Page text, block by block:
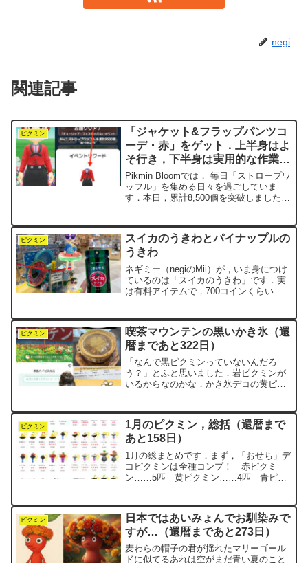
negi
関連記事
ピクミン
「ジャケット&フラップパンツコ
ーデ・赤」をゲット．上半身はよ
そ行き，下半身は実用的な作業着
（還暦まであと83日）
Pikmin Bloomでは， 毎日「ストロープワ
ッフル」を集める日々を過ごしていま
す．本日，累計8,500個を突破しました．
くらいあるのですが， 今回は少なく感...
ピクミン
スイカのうきわとパイナップルの
うきわ
ネギミー（negiのMii）が，いま身につけ
ているのは「スイカのうきわ」です．実
は有料アイテムで，700コインくらいだ
ュームにぴったりの季節です．スイカ柄
のうきわは現実...
ピクミン
喫茶マウンテンの黒いかき氷（還
暦まであと322日）
「なんで黒ピクミンっていないんだろ
う？」とふと思いました．岩ピクミンが
いるからなのかな．かき氷デコの黄ピク
をまとってます．最初はメロンかなと思
ったけど，白玉がのってるか...
ピクミン
1月のピクミン，総括（還暦まで
あと158日）
1月の総まとめです．まず，「おせち」デ
コピクミンは全種コンプ！ 赤ピクミ
ン……5匹 黄ピクミン……4匹 青ピク
ピクミン……2匹 氷ピクミン……3
匹 合計……3...
ピクミン
日本ではあいみょんでお馴染みで
すが…（還暦まであと273日）
麦わらの帽子の君が揺れたマリーゴール
ドに似てるあれは空がまだ青い夏のこと